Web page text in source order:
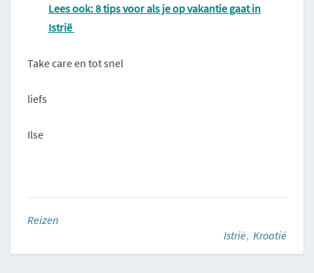
Lees ook: 8 tips voor als je op vakantie gaat in
Istrië
Take care en tot snel
liefs
Ilse
Reizen
Istrië, Kroatië